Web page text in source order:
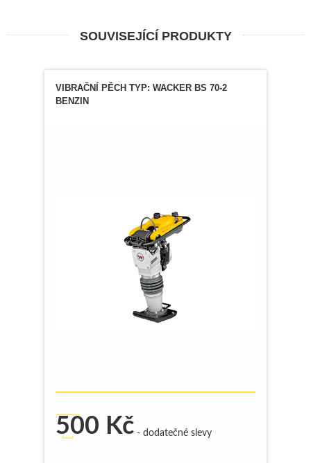
SOUVISEJÍCÍ PRODUKTY
VIBRAČNÍ PĚCH TYP: WACKER BS 70-2
BENZIN
500 Kč - dodatečné slevy